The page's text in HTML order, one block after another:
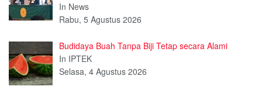
In News
Rabu, 5 Agustus 2026
Budidaya Buah Tanpa Biji Tetap secara Alami
In IPTEK
Selasa, 4 Agustus 2026